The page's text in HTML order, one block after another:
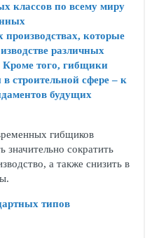
классов по всему миру
которые
различных
Кроме того, гибщики
строительной сфере – к
будущих
гибщиков
значительно сократить
а также снизить в
типов